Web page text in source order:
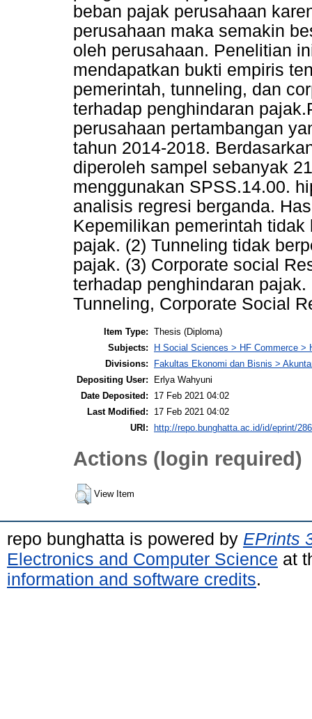
beban pajak perusahaan
perusahaan maka semakin
oleh perusahaan. Penelitian
mendapatkan bukti empiris
pemerintah, tunneling, dan
terhadap penghindaran
perusahaan pertambangan
tahun 2014-2018.
diperoleh sampel sebanyak
menggunakan SPSS.14.00.
analisis regresi berganda.
Kepemilikan pemerintah
pajak. (2) Tunneling tidak
pajak. (3) Corporate social
terhadap penghindaran
Tunneling, Corporate Social
Item Type: Thesis (Diploma)
Subjects:
H Social Sciences > HF Commerce >
Divisions:
Fakultas Ekonomi dan Bisnis >
Depositing User:
Erlya Wahyuni
Date Deposited:
17 Feb 2021 04:02
Last Modified:
17 Feb 2021 04:02
URI:
http://repo.bunghatta.ac.id/id/eprint/
Actions (login required)
View Item
repo bunghatta is powered by EPrints
Electronics and Computer Science at
information and software credits.